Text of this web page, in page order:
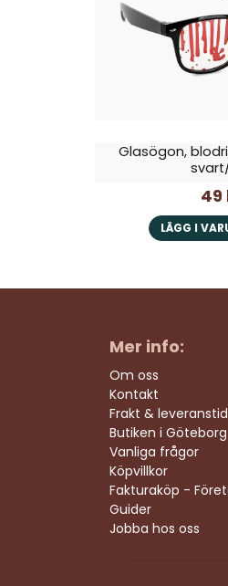
Glasögon,
49
LÄGG I
Mer info:
Om oss
Kontakt
Frakt & leveranstid
Butiken i Göteborg
Vanliga frågor
Köpvillkor
Fakturaköp -
Guider
Jobba hos oss